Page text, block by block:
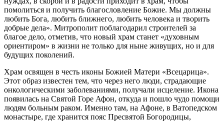
помолиться и получить благословление Божие. Мы должны
любить Бога, любить ближнего, любить человека и творить
добрые дела». Митрополит поблагодарил строителей за
благое дело, отметив, что новый храм станет «духовным
ориентиром» в жизни не только для ныне живущих, но и для
будущих поколений.
Храм освящен в честь иконы Божией Матери «Всецарица».
Этот образ известен тем, что через него люди, страдающие
онкологическими заболеваниями, получали исцеление. Икона
появилась на Святой Горе Афон, откуда и пошло чудо помощи
людям больным раком. Именно там, на Афоне, в Ватопедском
монастыре, где хранится пояс Пресвятой Богородицы,